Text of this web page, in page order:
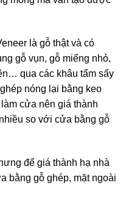
là gỗ thật và có
gỗ vụn, gỗ miếng nhỏ,
qua các khâu tẩm sấy
nóng lại bằng keo
cửa nên giá thành
so với cửa bằng gỗ
để giá thành hạ nhà
bằng gỗ ghép, mặt ngoài